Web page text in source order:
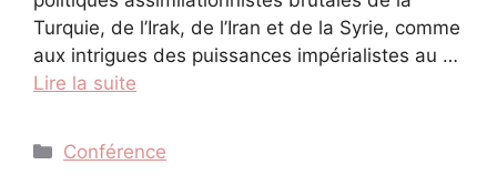
Turquie, de l’Irak, de l’Iran et de la Syrie, comme
aux intrigues des puissances impérialistes au …
Lire la suite
Catégories
Conférence